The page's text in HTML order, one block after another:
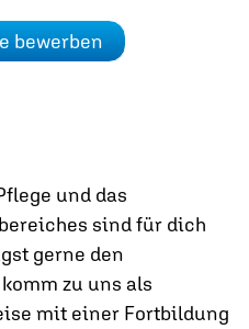
bewerben
und das
sind für dich
gerne den
zu uns als
mit einer Fortbildung